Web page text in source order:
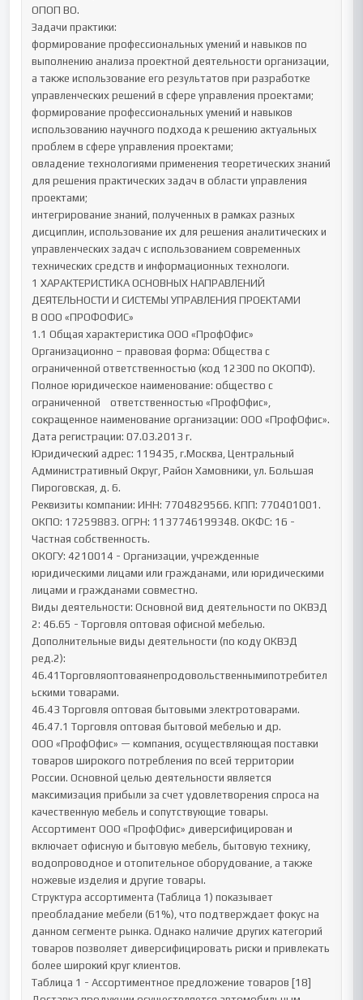
ОПОП ВО.
Задачи практики:
формирование профессиональных умений и навыков по
выполнению анализа проектной деятельности организации,
а также использование его результатов при разработке
управленческих решений в сфере управления проектами;
формирование профессиональных умений и навыков
использованию научного подхода к решению актуальных
проблем в сфере управления проектами;
овладение технологиями применения теоретических знаний
для решения практических задач в области управления
проектами;
интегрирование знаний, полученных в рамках разных
дисциплин, использование их для решения аналитических и
управленческих задач с использованием современных
технических средств и информационных технологи.
1 ХАРАКТЕРИСТИКА ОСНОВНЫХ НАПРАВЛЕНИЙ
ДЕЯТЕЛЬНОСТИ И СИСТЕМЫ УПРАВЛЕНИЯ ПРОЕКТАМИ
В ООО «ПРОФОФИС»
1.1 Общая характеристика ООО «ПрофОфис»
Организационно – правовая форма: Общества с
ограниченной ответственностью (код 12300 по ОКОПФ).
Полное юридическое наименование: общество с
ограниченной    ответственностью «ПрофОфис»,
сокращенное наименование организации: ООО «ПрофОфис».
Дата регистрации: 07.03.2013 г.
Юридический адрес: 119435, г.Москва, Центральный
Административный Округ, Район Хамовники, ул. Большая
Пироговская, д. 6.
Реквизиты компании: ИНН: 7704829566. КПП: 770401001.
ОКПО: 17259883. ОГРН: 1137746199348. ОКФС: 16 -
Частная собственность.
ОКОГУ: 4210014 - Организации, учрежденные
юридическими лицами или гражданами, или юридическими
лицами и гражданами совместно.
Виды деятельности: Основной вид деятельности по ОКВЭД
2: 46.65 - Торговля оптовая офисной мебелью.
Дополнительные виды деятельности (по коду ОКВЭД
ред.2):
46.41Торговляоптоваянепродовольственнымипотребител
ьскими товарами.
46.43 Торговля оптовая бытовыми электротоварами.
46.47.1 Торговля оптовая бытовой мебелью и др.
ООО «ПрофОфис» — компания, осуществляющая поставки
товаров широкого потребления по всей территории
России. Основной целью деятельности является
максимизация прибыли за счет удовлетворения спроса на
качественную мебель и сопутствующие товары.
Ассортимент ООО «ПрофОфис» диверсифицирован и
включает офисную и бытовую мебель, бытовую технику,
водопроводное и отопительное оборудование, а также
ножевые изделия и другие товары.
Структура ассортимента (Таблица 1) показывает
преобладание мебели (61%), что подтверждает фокус на
данном сегменте рынка. Однако наличие других категорий
товаров позволяет диверсифицировать риски и привлекать
более широкий круг клиентов.
Таблица 1 - Ассортиментное предложение товаров [18]